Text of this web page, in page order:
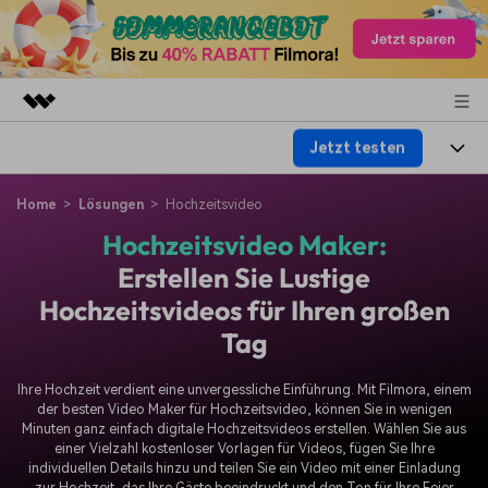
Business
Presseraum
Support
Jetzt testen
Produkte
Plattformen
Video/Foto
Text
Lösungen
Video-Lösungen
Video-Prompts
Über 100 heiße Video-
Meisterkurs
Beherrschen Sie
Hilfe-Center
Erste Schritte
Über
Home Lösungen Hochzeitsvideo
Hochzeitsvideo Maker:
Erstellen Sie Lustige
Hochzeitsvideos für Ihren großen
Tag
Ihre Hochzeit verdient eine unvergessliche Einführung. Mit Filmora, einem
der besten Video Maker für Hochzeitsvideo, können Sie in wenigen
Minuten ganz einfach digitale Hochzeitsvideos erstellen. Wählen Sie aus
einer Vielzahl kostenloser Vorlagen für Videos, fügen Sie Ihre
individuellen Details hinzu und teilen Sie ein Video mit einer Einladung